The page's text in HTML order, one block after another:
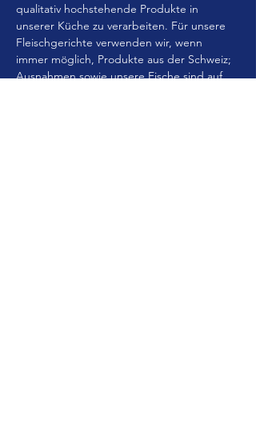
qualitativ hochstehende Produkte in
unserer Küche zu verarbeiten. Für unsere
Fleischgerichte verwenden wir, wenn
immer möglich, Produkte aus der Schweiz;
Ausnahmen sowie unsere Fische sind auf